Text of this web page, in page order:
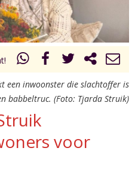
een inwoonster die slachtoffer is
babbeltruc. (Foto: Tjarda Struik)
voor